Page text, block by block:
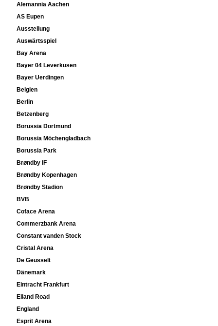
Alemannia Aachen
AS Eupen
Ausstellung
Auswärtsspiel
Bay Arena
Bayer 04 Leverkusen
Bayer Uerdingen
Belgien
Berlin
Betzenberg
Borussia Dortmund
Borussia Möchengladbach
Borussia Park
Brøndby IF
Brøndby Kopenhagen
Brøndby Stadion
BVB
Coface Arena
Commerzbank Arena
Constant vanden Stock
Cristal Arena
De Geusselt
Dänemark
Eintracht Frankfurt
Elland Road
England
Esprit Arena